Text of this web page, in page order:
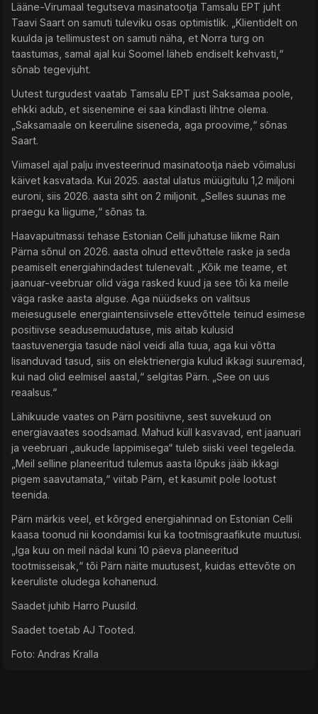
Lääne-Virumaal tegutseva masinatootja Tamsalu EPT juht
Taavi Saart on samuti tuleviku osas optimistlik. „Klientidelt on
kuulda ja tellimustest on samuti näha, et Norra turg on
taastumas, samal ajal kui Soomel läheb endiselt kehvasti,“
sõnab tegevjuht.
Uutest turgudest vaatab Tamsalu EPT just Saksamaa poole,
ehkki adub, et sisenemine ei saa kindlasti lihtne olema.
„Saksamaale on keeruline siseneda, aga proovime,“ sõnas
Saart.
Viimasel ajal palju investeerinud masinatootja näeb võimalusi
käivet kasvatada. Kui 2025. aastal ulatus müügitulu 1,2 miljoni
euroni, siis 2026. aasta siht on 2 miljonit. „Selles suunas me
praegu ka liigume,“ sõnas ta.
Haavapuitmassi tehase Estonian Celli juhatuse liikme Rain
Pärna sõnul on 2026. aasta olnud ettevõttele raske ja seda
peamiselt energiahindadest tulenevalt. „Kõik me teame, et
jaanuar-veebruar olid väga rasked kuud ja see tõi ka meile
väga raske aasta alguse. Aga nüüdseks on valitsus
meiesugusele energiaintensiivsele ettevõttele teinud esimese
positiivse seadusemuudatuse, mis aitab kulusid
taastuvenergia tasude näol veidi alla tuua, aga kui võtta
lisanduvad tasud, siis on elektrienergia kulud ikkagi suuremad,
kui nad olid eelmisel aastal,“ selgitas Pärn. „See on uus
reaalsus.“
Lähikuude vaates on Pärn positiivne, sest suvekuud on
energiavaates soodsamad. Mahud küll kasvavad, ent jaanuari
ja veebruari „aukude lappimisega“ tuleb siiski veel tegeleda.
„Meil selline planeeritud tulemus aasta lõpuks jääb ikkagi
pigem saavutamata,“ viitab Pärn, et kasumit pole lootust
teenida.
Pärn märkis veel, et kõrged energiahinnad on Estonian Celli
kaasa toonud nii koondamisi kui ka tootmisgraafikute muutusi.
„Iga kuu on meil nädal kuni 10 päeva planeeritud
tootmisseisak,“ tõi Pärn näite muutusest, kuidas ettevõte on
keeruliste oludega kohanenud.
Saadet juhib Harro Puusild.
Saadet toetab AJ Tooted.
Foto: Andras Kralla